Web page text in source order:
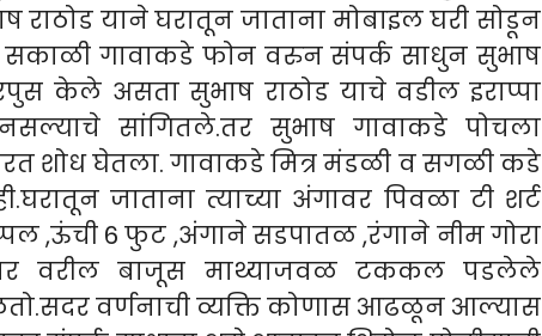
राठोड याने घरातून जाताना मोबाइल घरी सोडून
सकाळी गावाकडे फोन वरुन संपर्क साधुन सुभाष
केले असता सुभाष राठोड याचे वडील इराप्पा
सांगितले.तर सुभाष गावाकडे पोचला
शोध घेतला. गावाकडे मित्र मंडळी व सगळी कडे
जाताना त्याच्या अंगावर पिवळा टी शर्ट
,ऊंची 6 फुट ,अंगाने सडपातळ ,रंगाने नीम गोरा
वरील बाजूस माथ्याजवळ टककल पडलेले
वर्णनाची व्यक्ति कोणास आढळून आल्यास